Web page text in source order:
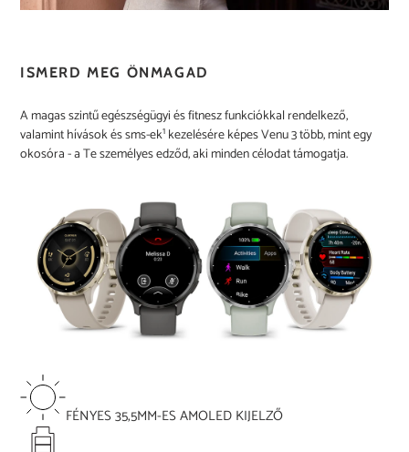
ISMERD MEG ÖNMAGAD
A magas szintű egészségügyi és fitnesz funkciókkal rendelkező,
valamint hívások és sms-ek1 kezelésére képes Venu 3 több, mint egy
okosóra - a Te személyes edződ, aki minden célodat támogatja.
FÉNYES 35,5MM-ES AMOLED KIJELZŐ